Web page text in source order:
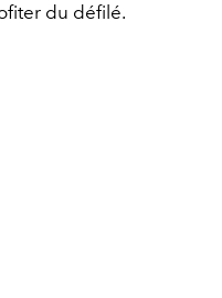
du défilé.